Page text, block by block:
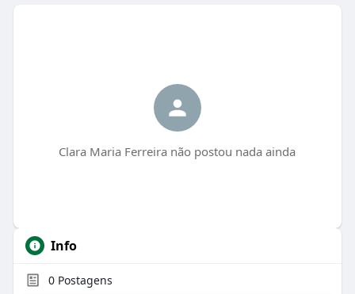
Clara Maria Ferreira não postou nada ainda
Info
0Postagens